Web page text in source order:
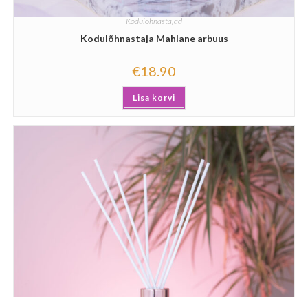
Kodulõhnastajad
Kodulõhnastaja Mahlane arbuus
€18.90
Lisa korvi